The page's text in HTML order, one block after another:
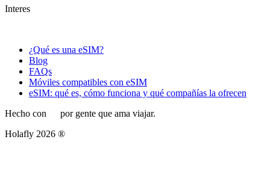
Interes
¿Qué es una eSIM?
Blog
FAQs
Móviles compatibles con eSIM
eSIM: qué es, cómo funciona y qué compañías la ofrecen
Hecho con
por gente que ama viajar.
Holafly 2026 ®